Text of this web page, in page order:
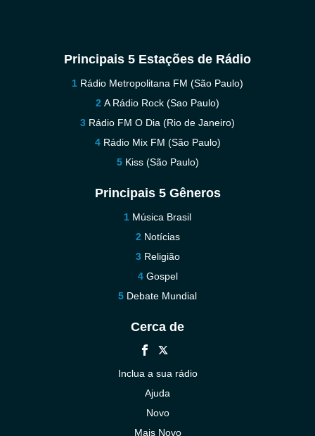
Principais 5 Estações de Rádio
Rádio Metropolitana FM (São Paulo)
A Rádio Rock (Sao Paulo)
Rádio FM O Dia (Rio de Janeiro)
Rádio Mix FM (São Paulo)
Kiss (São Paulo)
Principais 5 Gêneros
Música Brasil
Notícias
Religião
Gospel
Debate Mundial
Cerca de
Inclua a sua rádio
Ajuda
Novo
Mais Novo